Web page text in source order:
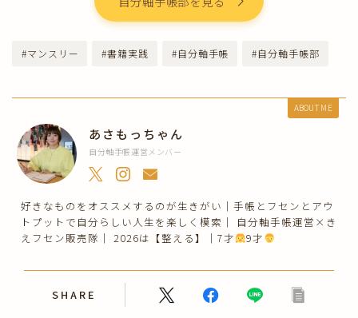
#マンスリー #書籍実践 #自分軸手帳 #自分軸手帳部
ABOUT ME
あさもっちゃん
自分軸手帳運営メンバー
好きなものをオススメするのが生きがい｜手帳とフセンとアウ
トプットで自分らしい人生を楽しく模索｜ 自分軸手帳運営×き
えフセン販売隊｜ 2026は【整える】｜7才
9才
SHARE